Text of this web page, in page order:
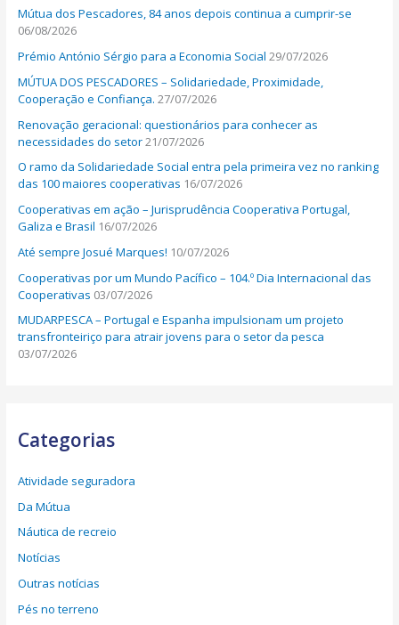
f
o
r
:
Mútua dos Pescadores, 84 anos depois continua a cumprir-se
06/08/2026
Prémio António Sérgio para a Economia Social 29/07/2026
MÚTUA DOS PESCADORES – Solidariedade, Proximidade,
Cooperação e Confiança. 27/07/2026
Renovação geracional: questionários para conhecer as
necessidades do setor21/07/2026
O ramo da Solidariedade Social entra pela primeira vez no ranking
das 100 maiores cooperativas 16/07/2026
Cooperativas em ação – Jurisprudência Cooperativa Portugal,
Galiza e Brasil 16/07/2026
Até sempre Josué Marques! 10/07/2026
Cooperativas por um Mundo Pacífico – 104.º Dia Internacional das
Cooperativas 03/07/2026
MUDARPESCA – Portugal e Espanha impulsionam um projeto
transfronteiriço para atrair jovens para o setor da pesca
03/07/2026
Categorias
Atividade seguradora
Da Mútua
Náutica de recreio
Notícias
Outras notícias
Pés no terreno